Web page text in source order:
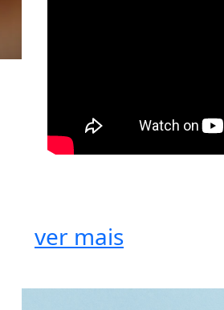
ver mais